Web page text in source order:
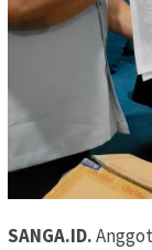
SANGA.ID.